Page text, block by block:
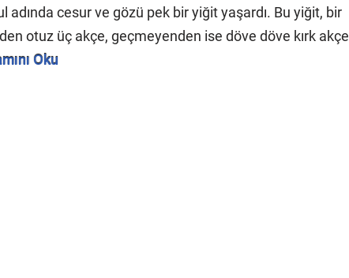
adında cesur ve gözü pek bir yiğit yaşardı. Bu yiğit, bir
otuz üç akçe, geçmeyenden ise döve döve kırk akçe
Oku